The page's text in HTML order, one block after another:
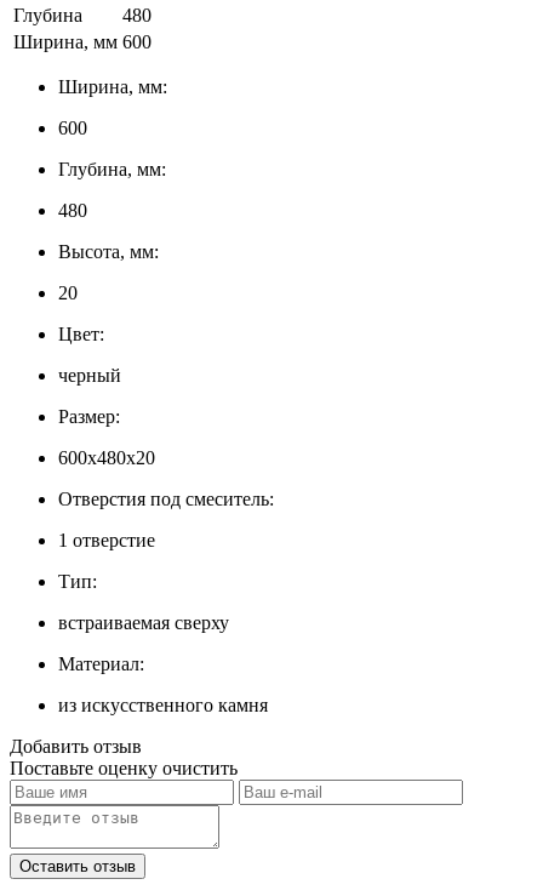
Глубина
480
Ширина, мм 600
Ширина, мм:
600
Глубина, мм:
480
Высота, мм:
20
Цвет:
черный
Размер:
600х480х20
Отверстия под смеситель:
1 отверстие
Тип:
встраиваемая сверху
Материал:
из искусственного камня
Добавить отзыв
Поставьте оценку очистить